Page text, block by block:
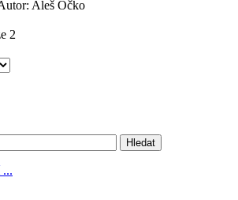
Aleš Očko
2
...